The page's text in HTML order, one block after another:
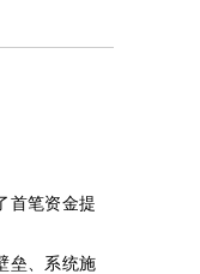
首笔资金提
垒、系统施